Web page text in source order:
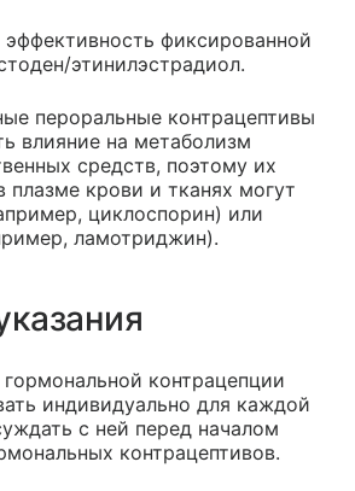
фиксированной
этинилэстрадиол.
пероральные контрацептивы
влияние на метаболизм
средств, поэтому их
плазме крови и тканях могут
циклоспорин) или
ламотриджин).
контрацепции
индивидуально для каждой
с ней перед началом
контрацептивов.